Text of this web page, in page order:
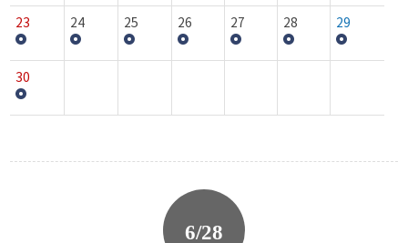
23 24 25 26 27 28 29
30
6/28